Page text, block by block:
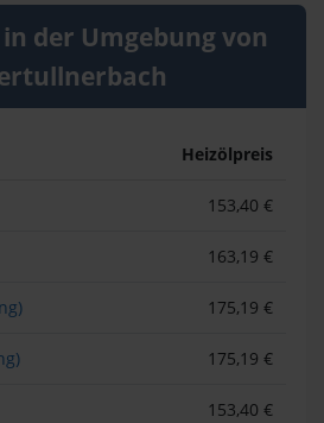
der Umgebung von
Heizölpreis
153,40 €
163,19 €
175,19 €
175,19 €
153,40 €